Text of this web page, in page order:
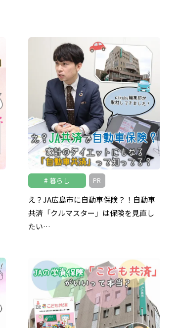
暮らし PR
え？JA広島市に自動車保険？！自動車
共済「クルマスター」は保険を見直し
たい…